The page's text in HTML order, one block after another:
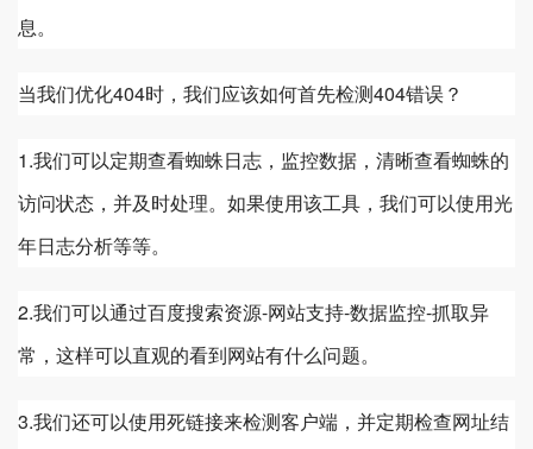
息。
当我们优化404时，我们应该如何首先检测404错误？
1.我们可以定期查看蜘蛛日志，监控数据，清晰查看蜘蛛的
访问状态，并及时处理。如果使用该工具，我们可以使用光
年日志分析等等。
2.我们可以通过百度搜索资源-网站支持-数据监控-抓取异
常，这样可以直观的看到网站有什么问题。
3.我们还可以使用死链接来检测客户端，并定期检查网址结